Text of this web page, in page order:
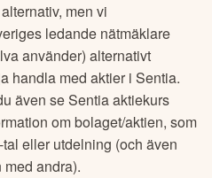
men vi
ledande nätmäklare
använder) alternativt
handla med aktier iSentia.
även seSentiaaktiekurs
om bolaget/aktien, som
eller utdelning (och även
andra).